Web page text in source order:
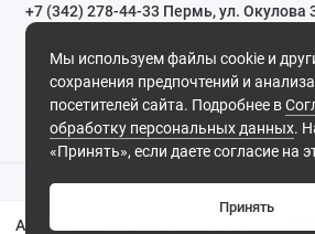
Мы используем файлы cookie и
сохранения предпочтений и
посетителей сайта. Подробнее в
обработку персональных данных.
«Принять», если даете согласие на
Принять
+7 (342) 278-44-33 Пермь, ул. Окулова
Мы в сети